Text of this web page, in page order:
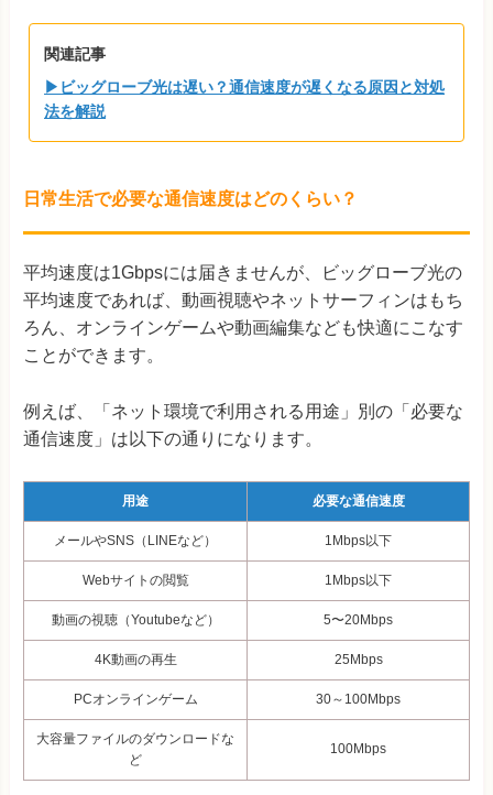
関連記事
▶ビッグローブ光は遅い？通信速度が遅くなる原因と対処
法を解説
日常生活で必要な通信速度はどのくらい？
平均速度は1Gbpsには届きませんが、ビッグローブ光の
平均速度であれば、動画視聴やネットサーフィンはもち
ろん、オンラインゲームや動画編集なども快適にこなす
ことができます。
例えば、「ネット環境で利用される用途」別の「必要な
通信速度」は以下の通りになります。
用途 必要な通信速度
メールやSNS（LINEなど） 1Mbps以下
Webサイトの閲覧 1Mbps以下
動画の視聴（Youtubeなど） 5〜20Mbps
4K動画の再生 25Mbps
PCオンラインゲーム 30～100Mbps
大容量ファイルのダウンロードな
ど
100Mbps